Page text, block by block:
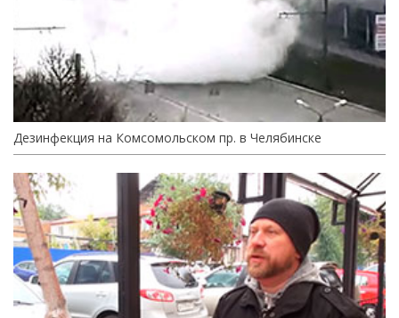
Дезинфекция на Комсомольском пр. в Челябинске